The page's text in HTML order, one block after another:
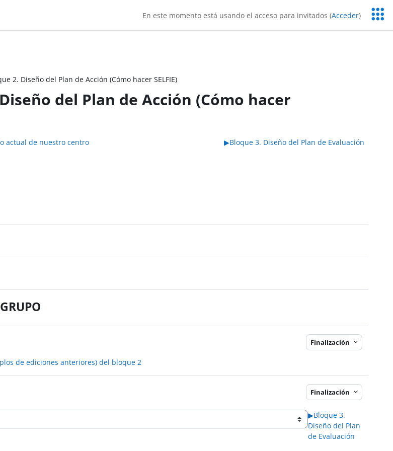
En este momento está usando el acceso para invitados (Acceder)
2. Diseño del Plan de Acción (Cómo hacer SELFIE)
del Plan de Acción (Cómo hacer
actual de nuestro centro ▶︎Bloque 3. Diseño del Plan de Evaluación
Finalización
de ediciones anteriores) del bloque 2
Finalización
▶︎Bloque 3.
Diseño del Plan
de Evaluación